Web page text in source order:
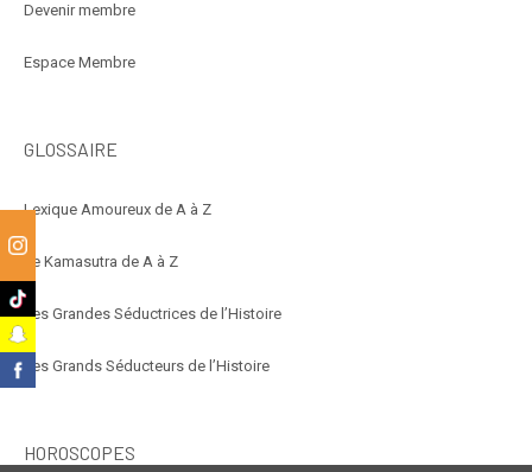
Devenir membre
Espace Membre
GLOSSAIRE
Lexique Amoureux de A à Z
Le Kamasutra de A à Z
Les Grandes Séductrices de l’Histoire
Les Grands Séducteurs de l’Histoire
HOROSCOPES